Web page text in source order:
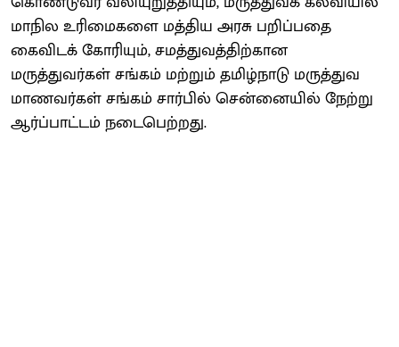
மாநில உரிமைகளை மத்திய அரசு பறிப்பதை
கைவிடக் கோரியும், சமத்துவத்திற்கான
மருத்துவர்கள் சங்கம் மற்றும் தமிழ்நாடு மருத்துவ
மாணவர்கள் சங்கம் சார்பில் சென்னையில் நேற்று
ஆர்ப்பாட்டம் நடைபெற்றது.